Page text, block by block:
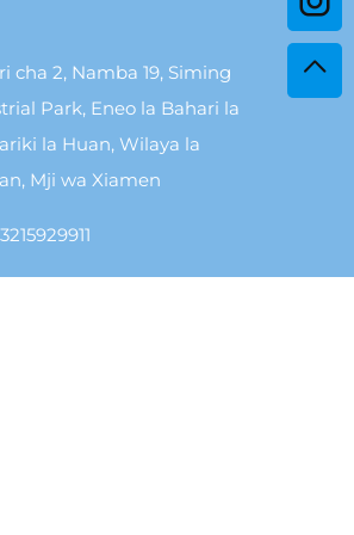
cha 2, Namba 19, Siming
Park, Eneo la Bahari la
la Huan, Wilaya la
Mji wa Xiamen
protected]